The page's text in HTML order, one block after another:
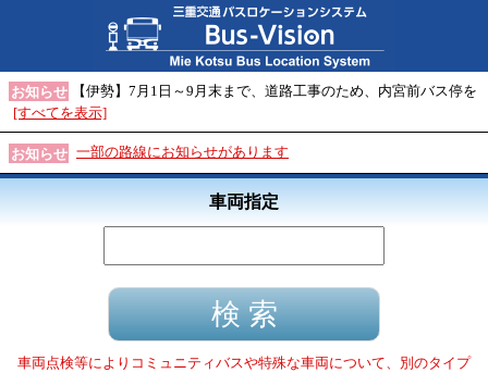
お知らせ
【伊勢】7月1日～9月末まで、道路工事のため、内宮前バス停を
[すべてを表示]
お知らせ 一部の路線にお知らせがあります
車両指定
車両点検等によりコミュニティバスや特殊な車両について、別のタイプ